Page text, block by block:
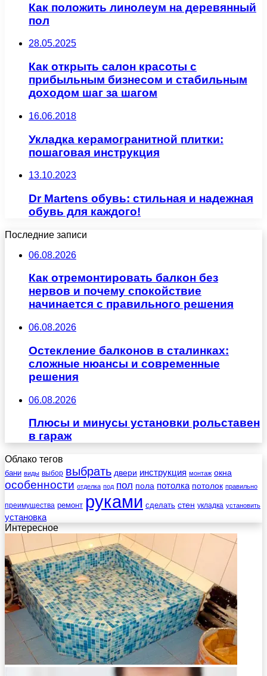
Как положить линолеум на деревянный
пол
28.05.2025
Как открыть салон красоты с
прибыльным бизнесом и стабильным
доходом шаг за шагом
16.06.2018
Укладка керамогранитной плитки:
пошаговая инструкция
13.10.2023
Dr Martens обувь: стильная и надежная
обувь для каждого!
Последние записи
06.08.2026
Как отремонтировать балкон без
нервов и почему спокойствие
начинается с правильного решения
06.08.2026
Остекление балконов в сталинках:
сложные нюансы и современные
решения
06.08.2026
Плюсы и минусы установки рольставен
в гараж
Облако тегов
бани виды выбор выбрать двери инструкция монтаж окна
особенности отделка под пол пола потолка потолок правильно
преимущества ремонт руками сделать стен укладка установить
установка
Интересное